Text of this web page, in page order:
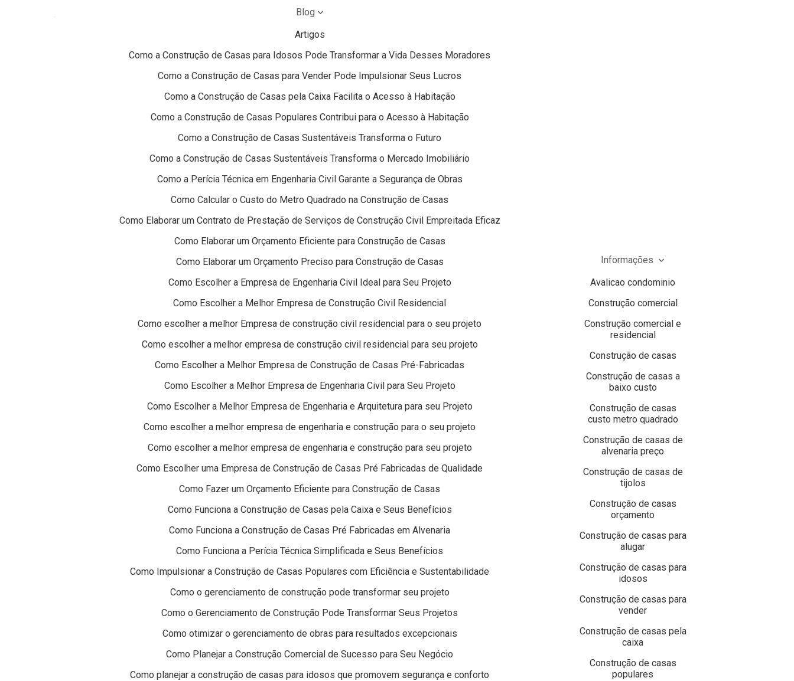
Blog
Artigos
Como a Construção de Casas para Idosos Pode Transformar a Vida Desses Moradores
Como a Construção de Casas para Vender Pode Impulsionar Seus Lucros
Como a Construção de Casas pela Caixa Facilita o Acesso à Habitação
Como a Construção de Casas Populares Contribui para o Acesso à Habitação
Como a Construção de Casas Sustentáveis Transforma o Futuro
Como a Construção de Casas Sustentáveis Transforma o Mercado Imobiliário
Como a Perícia Técnica em Engenharia Civil Garante a Segurança de Obras
Como Calcular o Custo do Metro Quadrado na Construção de Casas
Como Elaborar um Contrato de Prestação de Serviços de Construção Civil Empreitada Eficaz
Como Elaborar um Orçamento Eficiente para Construção de Casas
Como Elaborar um Orçamento Preciso para Construção de Casas
Como Escolher a Empresa de Engenharia Civil Ideal para Seu Projeto
Como Escolher a Melhor Empresa de Construção Civil Residencial
Como escolher a melhor Empresa de construção civil residencial para o seu projeto
Como escolher a melhor empresa de construção civil residencial para seu projeto
Como Escolher a Melhor Empresa de Construção de Casas Pré-Fabricadas
Como Escolher a Melhor Empresa de Engenharia Civil para Seu Projeto
Como Escolher a Melhor Empresa de Engenharia e Arquitetura para seu Projeto
Como escolher a melhor empresa de engenharia e construção para o seu projeto
Como escolher a melhor empresa de engenharia e construção para seu projeto
Como Escolher uma Empresa de Construção de Casas Pré Fabricadas de Qualidade
Como Fazer um Orçamento Eficiente para Construção de Casas
Como Funciona a Construção de Casas pela Caixa e Seus Benefícios
Como Funciona a Construção de Casas Pré Fabricadas em Alvenaria
Como Funciona a Perícia Técnica Simplificada e Seus Benefícios
Como Impulsionar a Construção de Casas Populares com Eficiência e Sustentabilidade
Como o gerenciamento de construção pode transformar seu projeto
Como o Gerenciamento de Construção Pode Transformar Seus Projetos
Como otimizar o gerenciamento de obras para resultados excepcionais
Como Planejar a Construção Comercial de Sucesso para Seu Negócio
Como planejar a construção de casas para idosos que promovem segurança e conforto
Informações
Avalicao condominio
Construção comercial
Construção comercial e
residencial
Construção de casas
Construção de casas a
baixo custo
Construção de casas
custo metro quadrado
Construção de casas de
alvenaria preço
Construção de casas de
tijolos
Construção de casas
orçamento
Construção de casas para
alugar
Construção de casas para
idosos
Construção de casas para
vender
Construção de casas pela
caixa
Construção de casas
populares